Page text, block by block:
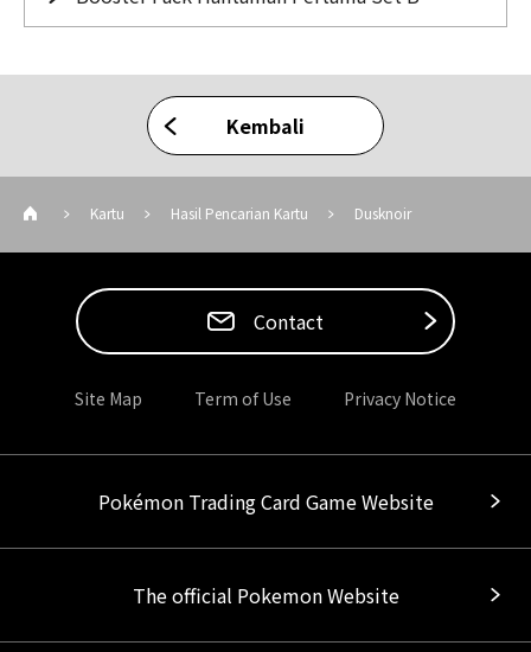
Kembali
Kartu Hasil Pencarian Kartu Dusknoir
Contact
Site Map Term of Use Privacy Notice
Pokémon Trading Card Game Website
The official Pokemon Website